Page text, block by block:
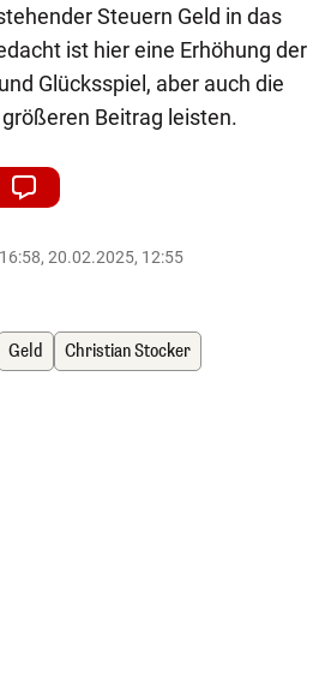
Steuern Geld in das
ist hier eine Erhöhung der
Glücksspiel, aber auch die
Beitrag leisten.
20.02.2025, 12:55
Geld Christian Stocker